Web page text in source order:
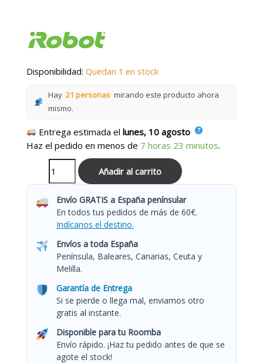
Disponibilidad: Quedan 1 en stock
Hay 21 personas mirando este producto ahora
mismo.
Entrega estimada ellunes, 10 agosto
Haz el pedido en menos de 7 horas 23 minutos.
Añadir al carrito
Envío GRATIS a España penínsular
En todos tus pedidos de más de 60€.
Indícanos el destino.
Envíos a toda España
Península, Baleares, Canarias, Ceuta y
Melilla.
Garantía de Entrega
Si se pierde o llega mal, enviamos otro
gratis al instante.
Disponible para tu Roomba
Envío rápido. ¡Haz tu pedido antes de que se
agote el stock!